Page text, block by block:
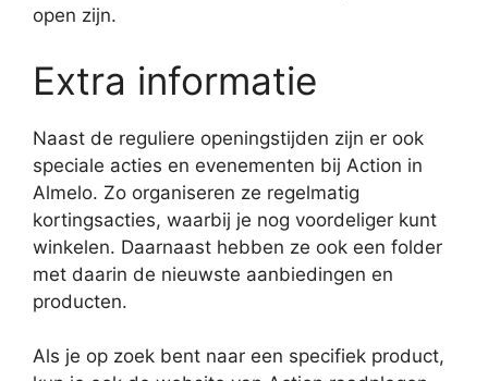
open zijn.
Extra informatie
Naast de reguliere openingstijden zijn er ook
speciale acties en evenementen bij Action in
Almelo. Zo organiseren ze regelmatig
kortingsacties, waarbij je nog voordeliger kunt
winkelen. Daarnaast hebben ze ook een folder
met daarin de nieuwste aanbiedingen en
producten.
Als je op zoek bent naar een specifiek product,